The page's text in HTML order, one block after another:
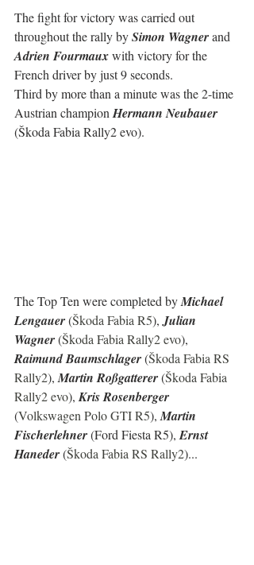
The fight for victory was carried out
throughout the rally by Simon Wagner and
Adrien Fourmaux with victory for the
French driver by just 9 seconds.
Third by more than a minute was the 2-time
Austrian champion Hermann Neubauer
(Škoda Fabia Rally2 evo).
The Top Ten were completed by Michael
Lengauer (Škoda Fabia R5), Julian
Wagner (Škoda Fabia Rally2 evo),
Raimund Baumschlager (Škoda Fabia RS
Rally2), Martin Roßgatterer (Škoda Fabia
Rally2 evo), Kris Rosenberger
(Volkswagen Polo GTI R5), Martin
Fischerlehner (Ford Fiesta R5), Ernst
Haneder (Škoda Fabia RS Rally2)...